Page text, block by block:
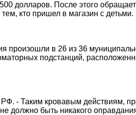
долларов. После этого
кто пришел в магазин с детьми.
произошли в 26 из 36
подстанций,
- Таким кровавым действиям,
должно быть никакого